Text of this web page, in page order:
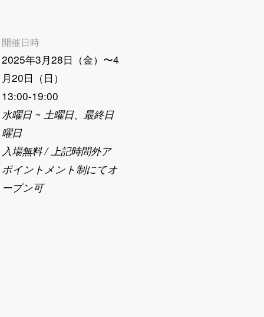
開催日時
2025年3月28日（金）〜4
月20日（日）
13:00-19:00
水曜日 ~ 土曜日、最終日
曜日
入場無料 / 上記時間外ア
ポイントメント制にてオ
ープン可